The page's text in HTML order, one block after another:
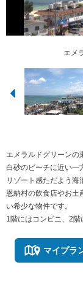
エメ
セミダ
1Fにロ
32平
エメラルドグリーンの
白砂のビーチに近い一
リゾート感ただよう海
恩納村の飲食店やお土
い希少な物件です。
1階にはコンビニ、2階
マイプラ